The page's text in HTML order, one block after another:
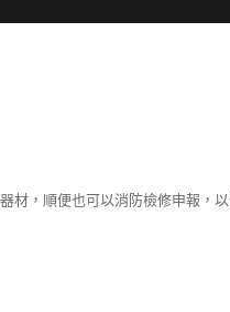
，順便也可以消防檢修申報